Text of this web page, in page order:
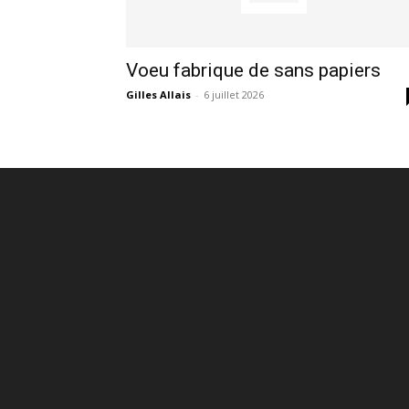
Voeu fabrique de sans papiers
Gilles Allais - 6 juillet 2026